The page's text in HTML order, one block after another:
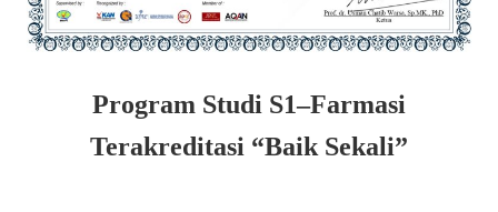
Program Studi S1–Farmasi
Terakreditasi “Baik Sekali”